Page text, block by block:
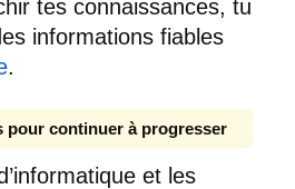
tes connaissances, tu
informations fiables
.
pour continuer à progresser
et les